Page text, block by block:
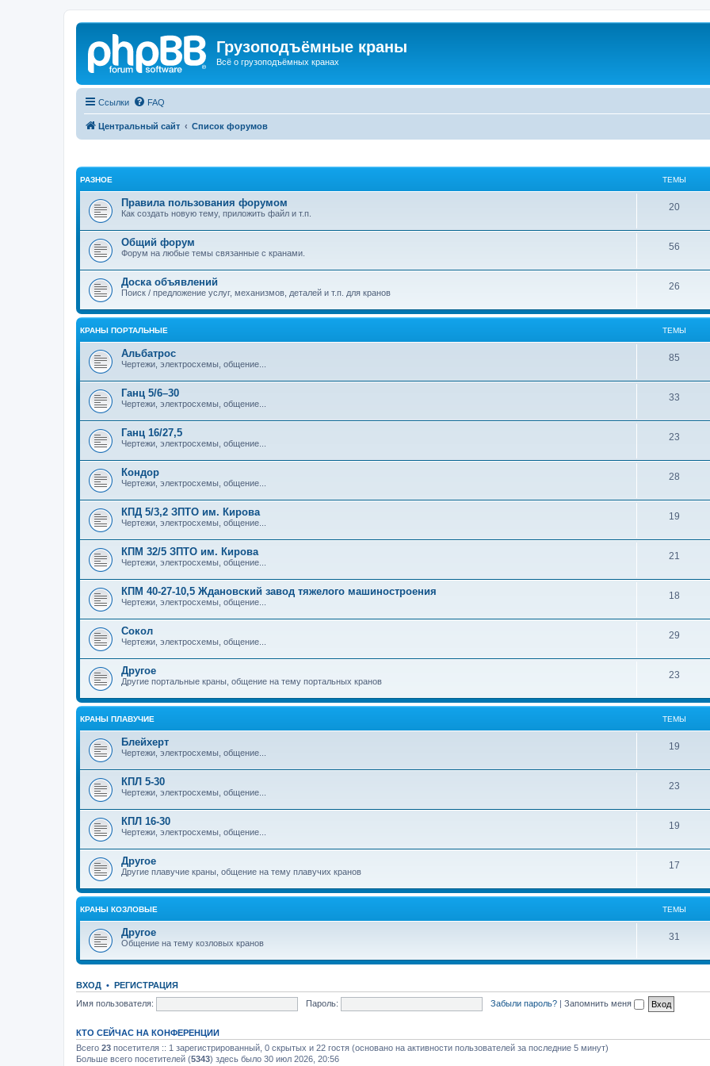
Грузоподъёмные краны
Всё о грузоподъёмных кранах
Ссылки FAQ
Центральный сайт Список форумов
РАЗНОЕ ТЕМЫ
Правила пользования форумом
Как создать новую тему, приложить файл и т.п.
20
Общий форум
Форум на любые темы связанные с кранами.
56
Доска объявлений
Поиск / предложение услуг, механизмов, деталей и т.п. для кранов
26
КРАНЫ ПОРТАЛЬНЫЕ ТЕМЫ
Альбатрос
Чертежи, электросхемы, общение...
85
Ганц 5/6–30
Чертежи, электросхемы, общение...
33
Ганц 16/27,5
Чертежи, электросхемы, общение...
23
Кондор
Чертежи, электросхемы, общение...
28
КПД 5/3,2 ЗПТО им. Кирова
Чертежи, электросхемы, общение...
19
КПМ 32/5 ЗПТО им. Кирова
Чертежи, электросхемы, общение...
21
КПМ 40-27-10,5 Ждановский завод тяжелого машиностроения
Чертежи, электросхемы, общение...
18
Сокол
Чертежи, электросхемы, общение...
29
Другое
Другие портальные краны, общение на тему портальных кранов
23
КРАНЫ ПЛАВУЧИЕ ТЕМЫ
Блейхерт
Чертежи, электросхемы, общение...
19
КПЛ 5-30
Чертежи, электросхемы, общение...
23
КПЛ 16-30
Чертежи, электросхемы, общение...
19
Другое
Другие плавучие краны, общение на тему плавучих кранов
17
КРАНЫ КОЗЛОВЫЕ ТЕМЫ
Другое
Общение на тему козловых кранов
31
ВХОД • РЕГИСТРАЦИЯ
Имя пользователя:
Пароль: Забыли пароль? | Запомнить меня
КТО СЕЙЧАС НА КОНФЕРЕНЦИИ
Всего 23 посетителя :: 1 зарегистрированный, 0 скрытых и 22 гостя (основано на активности пользователей за последние 5 минут)
Больше всего посетителей (5343) здесь было 30 июл 2026, 20:56